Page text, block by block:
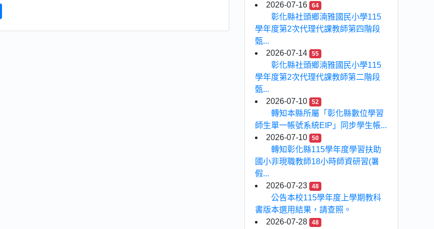
2026-07-16
64
彰化縣社頭鄉湳雅國民小學115
學年度第2次代理代課教師第四階段
甄...
2026-07-14
55
彰化縣社頭鄉湳雅國民小學115
學年度第2次代理代課教師第二階段
甄...
2026-07-10
52
轉知本縣所屬「彰化縣數位學習
師生單一帳號系統EIP」同步學生帳...
2026-07-10
50
轉知彰化縣115學年度學習扶助
國小非現職教師18小時師資研習(暑
假...
2026-07-23
48
公告本校115學年度上學期教科
書版本選用結果，請查照。
2026-07-28
48